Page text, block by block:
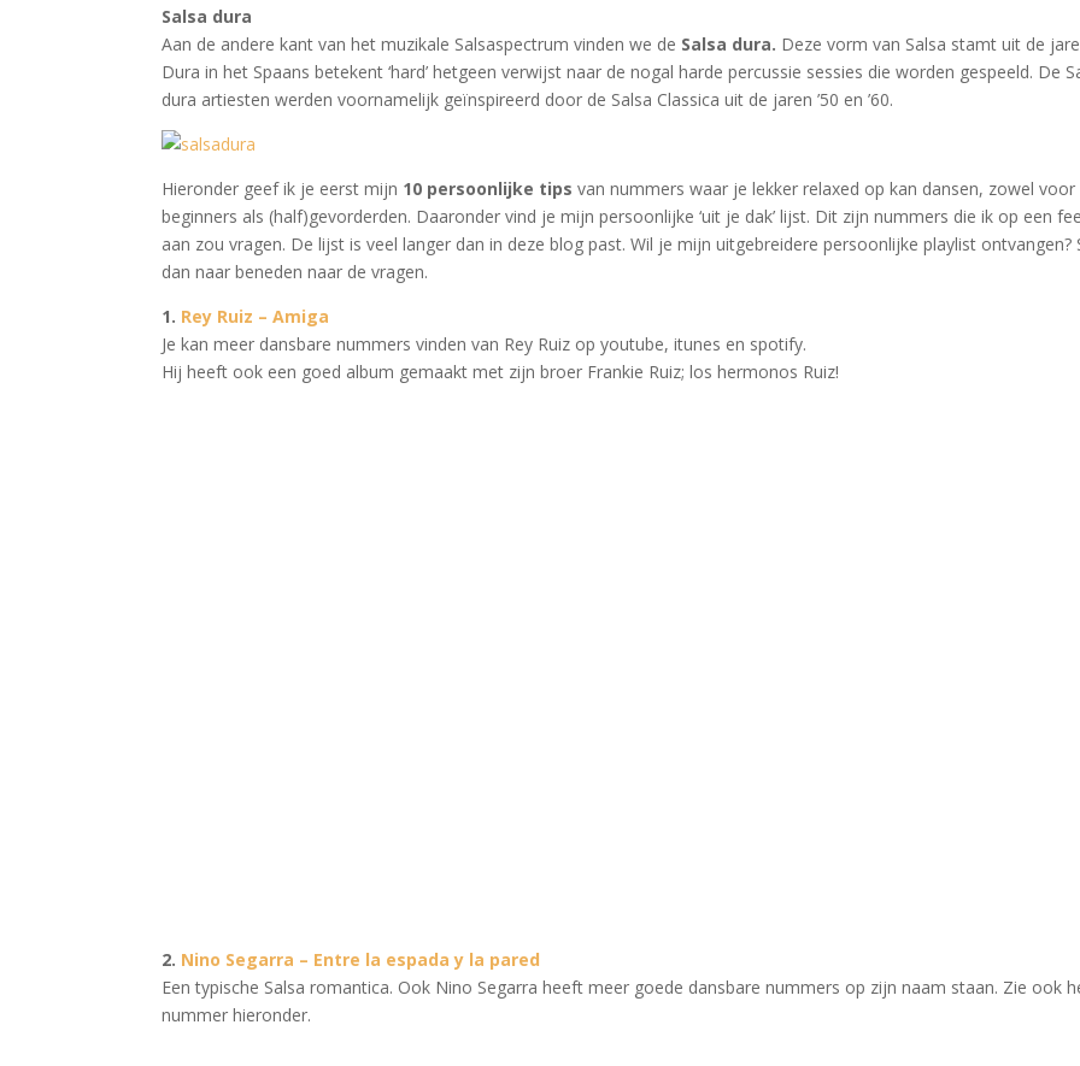
Salsa dura
Aan de andere kant van het muzikale Salsaspectrum vinden we de Salsa dura. Deze vorm van Salsa stamt uit de
Dura in het Spaans betekent ‘hard’ hetgeen verwijst naar de nogal harde percussie sessies die worden gespeeld. De
dura artiesten werden voornamelijk geïnspireerd door de Salsa Classica uit de jaren ’50 en ’60.
Hieronder geef ik je eerst mijn 10 persoonlijke tips van nummers waar je lekker relaxed op kan dansen, zowel voor
beginners als (half)gevorderden. Daaronder vind je mijn persoonlijke ‘uit je dak’ lijst. Dit zijn nummers die ik op een
aan zou vragen. De lijst is veel langer dan in deze blog past. Wil je mijn uitgebreidere persoonlijke playlist ontvangen?
dan naar beneden naar de vragen.
1. Rey Ruiz – Amiga
Je kan meer dansbare nummers vinden van Rey Ruiz op youtube, itunes en spotify.
Hij heeft ook een goed album gemaakt met zijn broer Frankie Ruiz; los hermonos Ruiz!
2. Nino Segarra – Entre la espada y la pared
Een typische Salsa romantica. Ook Nino Segarra heeft meer goede dansbare nummers op zijn naam staan. Zie ook
nummer hieronder.